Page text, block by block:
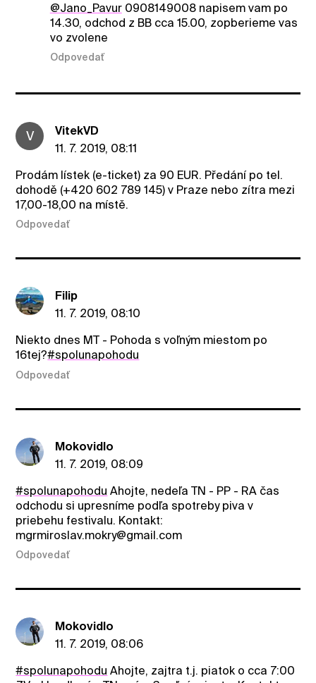
@Jano_Pavur0908149008 napisem vam po
14.30, odchod z BB cca 15.00, zopberieme vas
vo zvolene
Odpovedať
V
VitekVD
11. 7. 2019, 08:11
Prodám lístek (e-ticket) za 90 EUR. Předání po tel.
dohodě (+420 602 789 145) v Praze nebo zítra mezi
17,00-18,00 na místě.
Odpovedať
Filip
11. 7. 2019, 08:10
Niekto dnes MT - Pohoda s voľným miestom po
16tej?#spolunapohodu
Odpovedať
Mokovidlo
11. 7. 2019, 08:09
#spolunapohodu Ahojte, nedeľa TN - PP - RA čas
odchodu si upresníme podľa spotreby piva v
priebehu festivalu. Kontakt:
mgrmiroslav.mokry@gmail.com
Odpovedať
Mokovidlo
11. 7. 2019, 08:06
#spolunapohodu Ahojte, zajtra t.j. piatok o cca 7:00